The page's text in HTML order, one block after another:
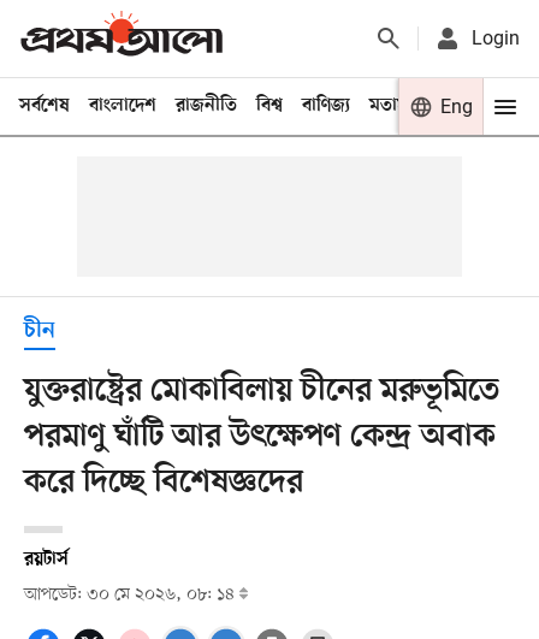
Login
সর্বশেষ বাংলাদেশ রাজনীতি বিশ্ব বাণিজ্য মতামত খেলা
Eng
চীন
যুক্তরাষ্ট্রের মোকাবিলায় চীনের মরুভূমিতে
পরমাণু ঘাঁটি আর উৎক্ষেপণ কেন্দ্র অবাক
করে দিচ্ছে বিশেষজ্ঞদের
রয়টার্স
আপডেট: ৩০ মে ২০২৬, ০৮: ১৪